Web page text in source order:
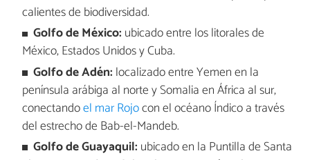
calientes de biodiversidad.
Golfo de México: ubicado entre los litorales de
México, Estados Unidos y Cuba.
Golfo de Adén: localizado entre Yemen en la
península arábiga al norte y Somalia en África al sur,
conectandoel mar Rojocon el océano Índico a través
del estrecho de Bab-el-Mandeb.
Golfo de Guayaquil: ubicado en la Puntilla de Santa